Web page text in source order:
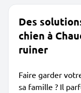
Des
chien à
ruiner
Faire garder
sa famille ? Il